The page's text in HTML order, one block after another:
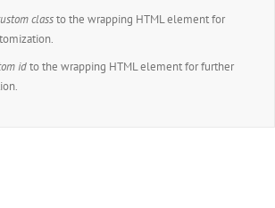
classto the wrapping HTML element for
idto the wrapping HTML element for further